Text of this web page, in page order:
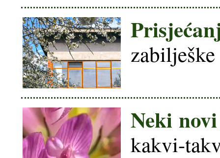
Neki
kakvi-